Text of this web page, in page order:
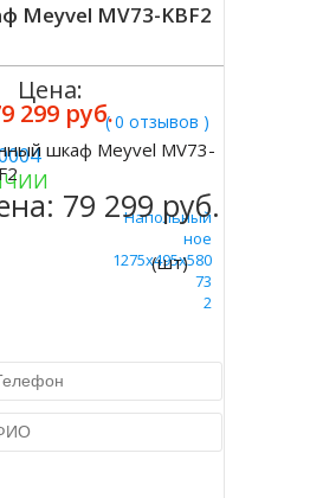
Meyvel MV73-KBF2
( 0 отзывов )
Напольный
Компрессорное
1275х495х580
73
2
Цена:
299 руб.
шкаф Meyvel MV73-
79 299 руб.
(шт)